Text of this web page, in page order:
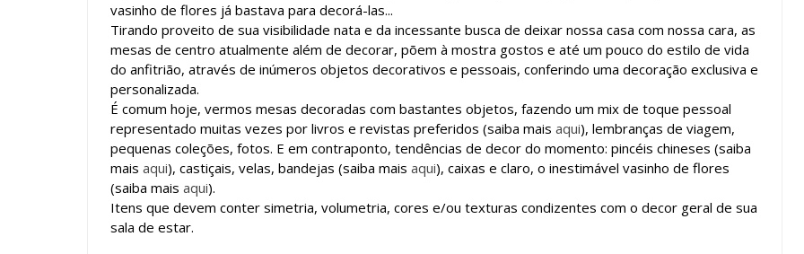
vasinho de flores já bastava para decorá-las...
Tirando proveito de sua visibilidade nata e da incessante busca de deixar nossa casa com nossa cara, as
mesas de centro atualmente além de decorar, põem à mostra gostos e até um pouco do estilo de vida
do anfitrião, através de inúmeros objetos decorativos e pessoais, conferindo uma decoração exclusiva e
personalizada.
É comum hoje, vermos mesas decoradas com bastantes objetos, fazendo um mix de toque pessoal
representado muitas vezes por livros e revistas preferidos (saiba mais aqui), lembranças de viagem,
pequenas coleções, fotos. E em contraponto, tendências de decor do momento: pincéis chineses (saiba
mais aqui), castiçais, velas, bandejas (saiba mais aqui), caixas e claro, o inestimável vasinho de flores
(saiba mais aqui).
Itens que devem conter simetria, volumetria, cores e/ou texturas condizentes com o decor geral de sua
sala de estar.